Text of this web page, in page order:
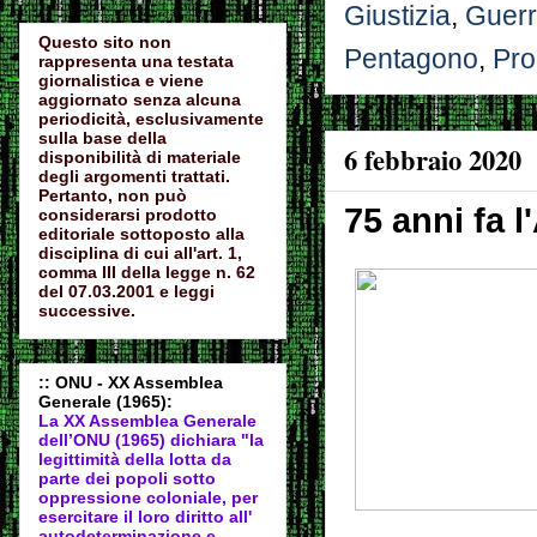
Giustizia,
Pentagono,
6 febbraio 2020
75 anni fa
Questo sito non
rappresenta una testata
giornalistica e viene
aggiornato senza alcuna
periodicità, esclusivamente
sulla base della
disponibilità di materiale
degli argomenti trattati.
Pertanto, non può
considerarsi prodotto
editoriale sottoposto alla
disciplina di cui all'art. 1,
comma III della legge n. 62
del 07.03.2001 e leggi
successive.
:: ONU - XX Assemblea
Generale (1965):
La XX Assemblea Generale
dell’ONU (1965) dichiara "la
legittimità della lotta da
parte dei popoli sotto
oppressione coloniale, per
esercitare il loro diritto all'